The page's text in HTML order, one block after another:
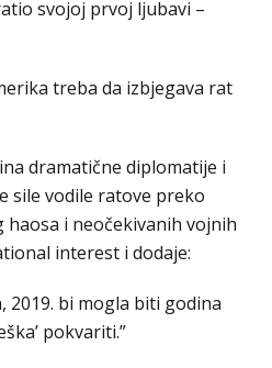
svojoj prvoj ljubavi –
treba da izbjegava rat
dramatične diplomatije i
sile vodile ratove preko
i neočekivanih vojnih
interest i dodaje:
2019. bi mogla biti godina
pokvariti.”